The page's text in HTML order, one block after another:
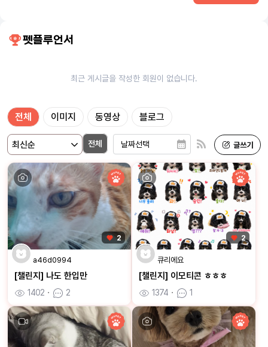
펫플루언서
최근 게시글을 작성한 회원이 없습니다.
전체 이미지 동영상 블로그
전체
2
a46d0994
[챌린지] 나도 한입만
1402 ㆍ 2
2
큐리에요
[챌린지] 이모티콘 ㅎㅎㅎ
1374 ㆍ 1